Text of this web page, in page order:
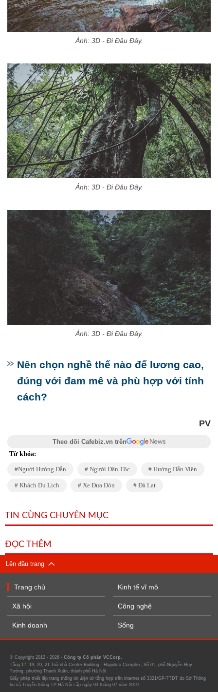
Ảnh: 3D - Đi Đâu Đây.
Ảnh: 3D - Đi Đâu Đây.
Ảnh: 3D - Đi Đâu Đây.
Nên chọn nghề thế nào để lương cao,
đúng với đam mê và phù hợp với tính
cách?
PV
Theo dõi Cafebiz.vn trên
Từ khóa:
Người Hướng Dẫn Người Dân Tộc Hướng Dẫn Viên
Khách Du Lịch Xe Đưa Đón Đà Lạt
TIN CÙNG CHUYÊN MỤC
ĐỌC THÊM
Lên đầu trang
Trang chủ
Xã hội
Kinh doanh
Kinh tế vĩ mô
Công nghệ
Sống
© Copyright 2012 - 2026 - Công ty Cổ phần VCCorp.
Tầng 17, 19, 20, 21 Toà nhà Center Building - Hapulico Complex, Số 01, phố Nguyễn Huy
Tưởng, phường Thanh Xuân, thành phố Hà Nội
Giấy phép thiết lập trang thông tin điện tử tổng hợp trên internet số 3321/GP-TTĐT do Sở Thông
tin và Truyền thông TP Hà Nội cấp ngày 03 tháng 07 năm 2019.